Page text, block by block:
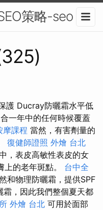
策略-seo
護 Ducray防曬霜水平低
一年中的任何時候覆蓋
摩課程 當然，有害劑量的
復健師證照 外燴 台北
，表皮高敏性表皮的女
的老年斑點。 台中全
和物理防曬霜，提供SPF
霜，因此我們整個夏天都
外燴 台北 可用於面部